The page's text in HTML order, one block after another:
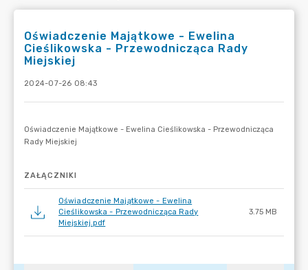
Oświadczenie Majątkowe - Ewelina
Cieślikowska - Przewodnicząca Rady
Miejskiej
2024-07-26 08:43
ZAŁĄCZNIKI
Oświadczenie Majątkowe - Ewelina
Cieślikowska - Przewodnicząca Rady
Miejskiej.pdf
3.75 MB